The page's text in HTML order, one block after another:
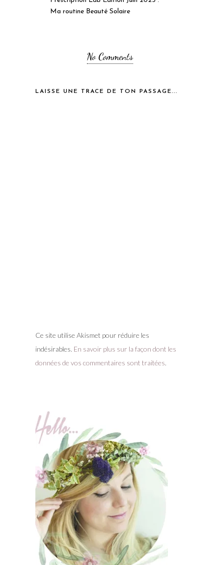
Ma routine Beauté Solaire
No Comments
LAISSE UNE TRACE DE TON PASSAGE...
Ce site utilise Akismet pour réduire les
indésirables. En savoir plus sur la façon dont les
données de vos commentaires sont traitées.